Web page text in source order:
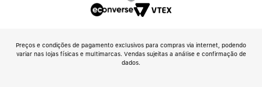
Preços e condições de pagamento exclusivos para compras via internet, podendo
variar nas lojas físicas e multimarcas. Vendas sujeitas a análise e confirmação de
dados.